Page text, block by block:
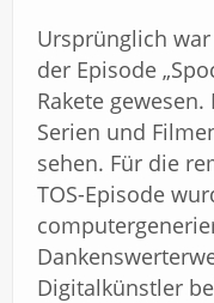
Ursprünglich
der Episode
Rakete
Serien und
sehen. Für die
TOS-Episode
Digitalkünstler